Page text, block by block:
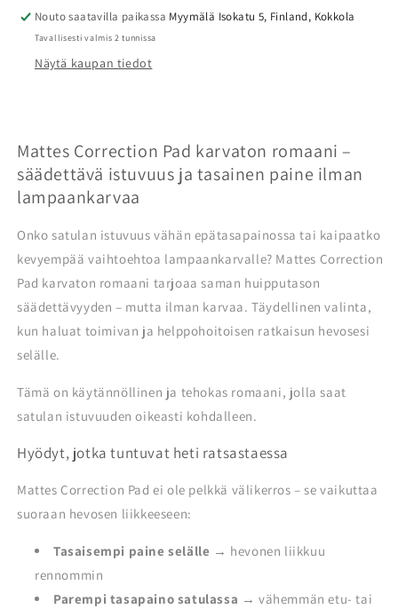
romaani
korjauspaloilla
romaani
korjauspaloilla
Nouto saatavilla paikassa Myymälä Isokatu 5, Finland, Kokkola
Tavallisesti valmis 2 tunnissa
Näytä kaupan tiedot
Mattes Correction Pad karvaton romaani –
säädettävä istuvuus ja tasainen paine ilman
lampaankarvaa
Onko satulan istuvuus vähän epätasapainossa tai kaipaatko
kevyempää vaihtoehtoa lampaankarvalle? Mattes Correction
Pad karvaton romaani tarjoaa saman huipputason
säädettävyyden – mutta ilman karvaa. Täydellinen valinta,
kun haluat toimivan ja helppohoitoisen ratkaisun hevosesi
selälle.
Tämä on käytännöllinen ja tehokas romaani, jolla saat
satulan istuvuuden oikeasti kohdalleen.
Hyödyt, jotka tuntuvat heti ratsastaessa
Mattes Correction Pad ei ole pelkkä välikerros – se vaikuttaa
suoraan hevosen liikkeeseen:
Tasaisempi paine selälle → hevonen liikkuu
rennommin
Parempi tasapaino satulassa → vähemmän etu- tai